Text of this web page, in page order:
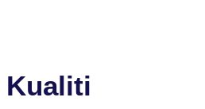
Kualiti